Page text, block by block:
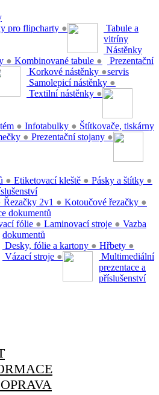
pro flipcharty ●
Tabule a
vitríny
● Kombinované tabule ●
Nástěnky
Korkové nástěnky ●
Samolepicí nástěnky ●
Textilní nástěnky ●
Prezentační
servis
● Infotabulky ●
● Prezentační stojany ●
Štítkovače, tiskárny
● Etiketovací kleště ● Pásky a štítky ●
Řezačky 2v1 ● Kotoučové řezačky ●
dokumentů
fólie ● Laminovací stroje ● Vazba
dokumentů
Desky, fólie a kartony ● Hřbety ●
Vázací stroje ●
Multimediální
prezentace a
příslušenství